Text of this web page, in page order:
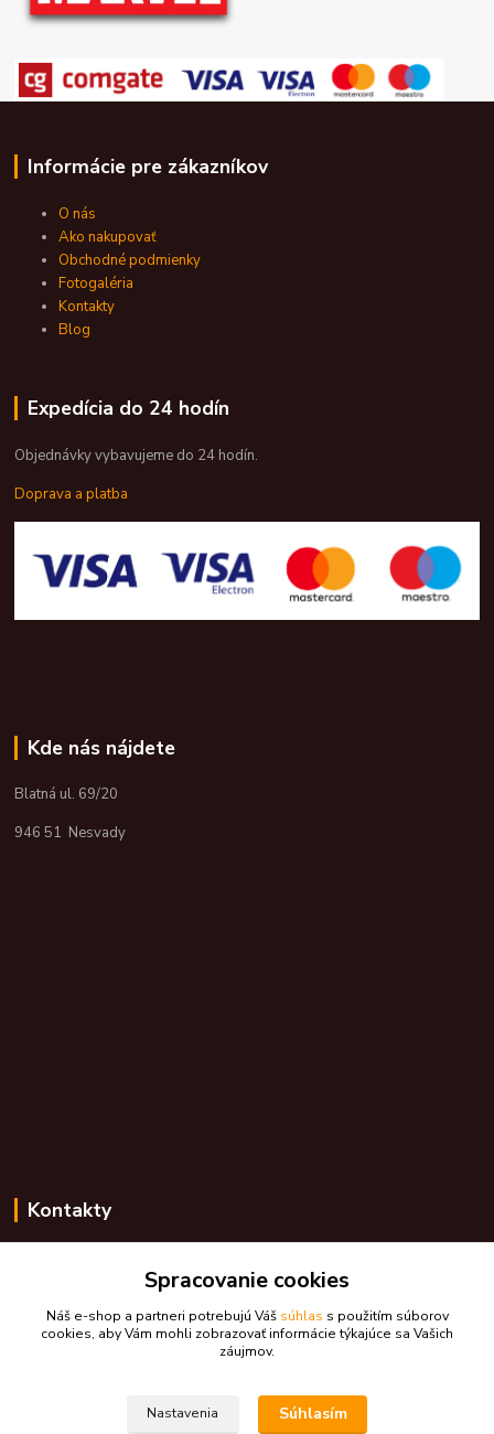
Informácie pre zákazníkov
O nás
Ako nakupovať
Obchodné podmienky
Fotogaléria
Kontakty
Blog
Expedícia do 24 hodín
Objednávky vybavujeme do 24 hodín.
Doprava a platba
Kde nás nájdete
Blatná ul. 69/20
946 51 Nesvady
Kontakty
+421 948 776 224
skdarceky@skdarceky.sk
Spracovanie cookies
Náš e-shop a partneri potrebujú Váš súhlas s použitím súborov
cookies, aby Vám mohli zobrazovať informácie týkajúce sa Vašich
záujmov.
Nastavenia Súhlasím